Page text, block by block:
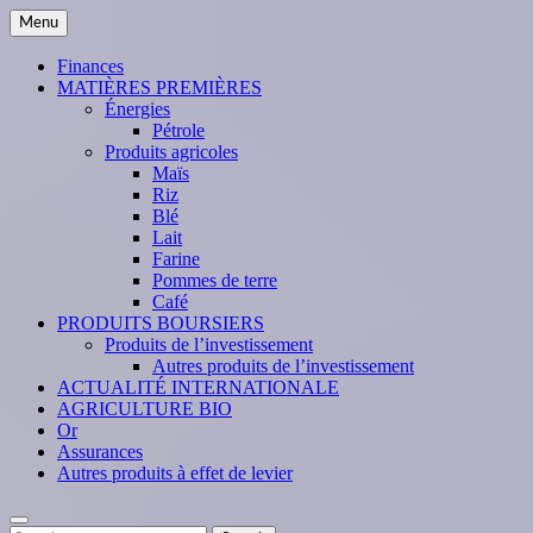
Skip
to
content
Menu
Finances
MATIÈRES PREMIÈRES
Énergies
Pétrole
Produits agricoles
Maïs
Riz
Blé
Lait
Farine
Pommes de terre
Café
PRODUITS BOURSIERS
Produits de l’investissement
Autres produits de l’investissement
ACTUALITÉ INTERNATIONALE
AGRICULTURE BIO
Or
Assurances
Autres produits à effet de levier
Search